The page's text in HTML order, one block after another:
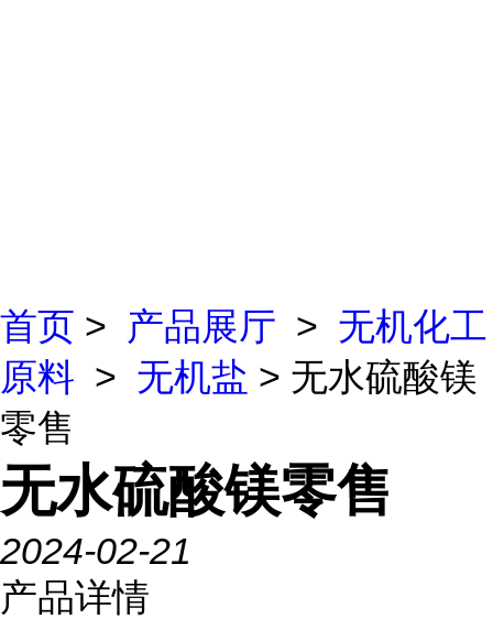
首页 > 产品展厅 > 无机化工
原料 > 无机盐 > 无水硫酸镁
零售
无水硫酸镁零售
2024-02-21
产品详情